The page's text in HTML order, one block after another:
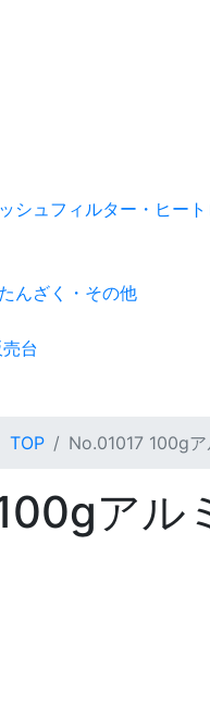
シュフィルター・ヒー
んざく・その他
台
TOP No.01017 100g
アル